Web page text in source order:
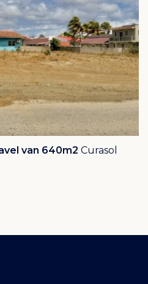
van 640m2 Curasol